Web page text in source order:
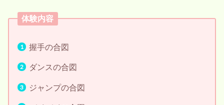
体験内容
握手の合図
ダンスの合図
ジャンプの合図